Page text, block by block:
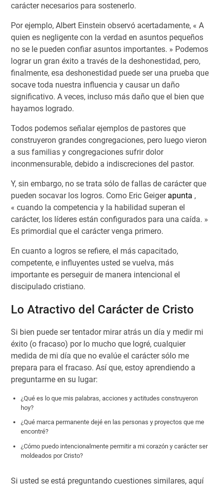
carácter necesarios para sostenerlo.
Por ejemplo, Albert Einstein observó acertadamente, « A
quien es negligente con la verdad en asuntos pequeños
no se le pueden confiar asuntos importantes. » Podemos
lograr un gran éxito a través de la deshonestidad, pero,
finalmente, esa deshonestidad puede ser una prueba que
socave toda nuestra influencia y causar un daño
significativo. A veces, incluso más daño que el bien que
hayamos logrado.
Todos podemos señalar ejemplos de pastores que
construyeron grandes congregaciones, pero luego vieron
a sus familias y congregaciones sufrir dolor
inconmensurable, debido a indiscreciones del pastor.
Y, sin embargo, no se trata sólo de fallas de carácter que
pueden socavar los logros. Como Eric Geigerapunta ,
« cuando la competencia y la habilidad superan el
carácter, los líderes están configurados para una caída. »
Es primordial que el carácter venga primero.
En cuanto a logros se refiere, el más capacitado,
competente, e influyentes usted se vuelva, más
importante es perseguir de manera intencional el
discipulado cristiano.
Lo Atractivo del Carácter de Cristo
Si bien puede ser tentador mirar atrás un día y medir mi
éxito (o fracaso) por lo mucho que logré, cualquier
medida de mi día que no evalúe el carácter sólo me
prepara para el fracaso. Así que, estoy aprendiendo a
preguntarme en su lugar:
¿Qué es lo que mis palabras, acciones y actitudes construyeron
hoy?
¿Qué marca permanente dejé en las personas y proyectos que me
encontré?
¿Cómo puedo intencionalmente permitir a mi corazón y carácter ser
moldeados por Cristo?
Si usted se está preguntando cuestiones similares, aquí